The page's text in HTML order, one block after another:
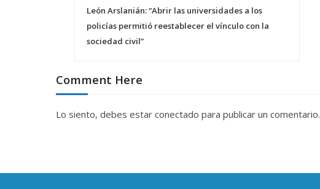
e
g
c
León Arslanián: “Abrir las universidades a los
policías permitió reestablecer el vínculo con la
sociedad civil”
Comment Here
Lo siento, debes estar conectado para publicar un comentario.